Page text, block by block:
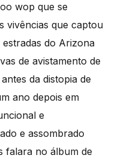
wop que se
vivências que captou
estradas do Arizona
de avistamento de
da distopia de
ano depois em
e
e assombrado
falara no álbum de